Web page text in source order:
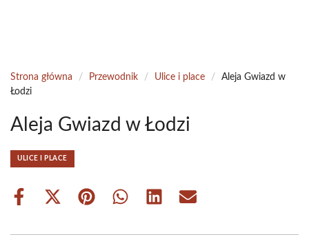
Strona główna / Przewodnik / Ulice i place /
Aleja Gwiazd w
Łodzi
Aleja Gwiazd w Łodzi
ULICE I PLACE
Share
Share
(Twitter)
Share Share Share Share